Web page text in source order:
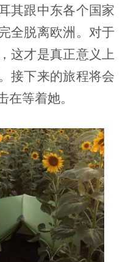
其跟中东各个国家
全脱离欧洲。对于
这才是真正意义上
接下来的旅程将会
等着她。